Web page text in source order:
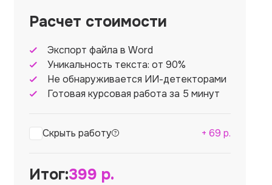
Расчет стоимости
Экспорт файла в Word
Уникальность текста: от 90%
Не обнаруживается ИИ-детекторами
Готовая курсовая работа за 5 минут
Скрыть работу + 69 р.
Итог:399 р.